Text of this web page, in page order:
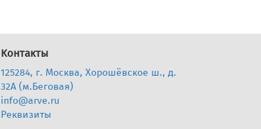
Контакты
125284, г. Москва, Хорошёвское ш., д.
32А (м.Беговая)
info@arve.ru
Реквизиты